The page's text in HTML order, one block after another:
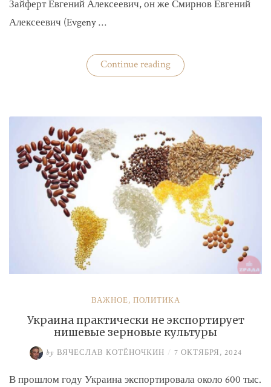
Зайферт Евгений Алексеевич, он же Смирнов Евгений
Алексеевич (Evgeny …
Continue reading«Зайферт
Евгений
федерации
Евгений
Алексеевич»
ВАЖНОЕ, ПОЛИТИКА
Украина практически не экспортирует
нишевые зерновые культуры
by ВЯЧЕСЛАВ КОТЁНОЧКИН / 7 ОКТЯБРЯ, 2024
В прошлом году Украина экспортировала около 600 тыс.